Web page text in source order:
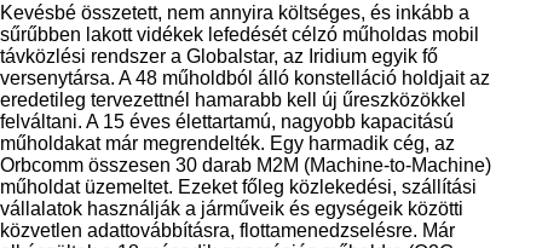
Kevésbé összetett, nem annyira költséges, és inkább a
sűrűbben lakott vidékek lefedését célzó műholdas mobil
távközlési rendszer a Globalstar, az Iridium egyik fő
versenytársa. A 48 műholdból álló konstelláció holdjait az
eredetileg tervezettnél hamarabb kell új űreszközökkel
felváltani. A 15 éves élettartamú, nagyobb kapacitású
műholdakat már megrendelték. Egy harmadik cég, az
Orbcomm összesen 30 darab M2M (Machine-to-Machine)
műholdat üzemeltet. Ezeket főleg közlekedési, szállítási
vállalatok használják a járműveik és egységeik közötti
közvetlen adattovábbításra, flottamenedzselésre. Már